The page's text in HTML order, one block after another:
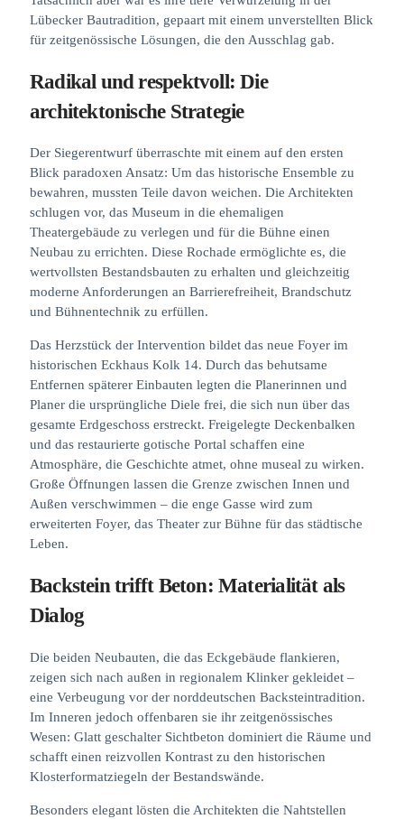
Lübecker Bautradition, gepaart mit einem unverstellten Blick
für zeitgenössische Lösungen, die den Ausschlag gab.
Radikal und respektvoll: Die
architektonische Strategie
Der Siegerentwurf überraschte mit einem auf den ersten
Blick paradoxen Ansatz: Um das historische Ensemble zu
bewahren, mussten Teile davon weichen. Die Architekten
schlugen vor, das Museum in die ehemaligen
Theatergebäude zu verlegen und für die Bühne einen
Neubau zu errichten. Diese Rochade ermöglichte es, die
wertvollsten Bestandsbauten zu erhalten und gleichzeitig
moderne Anforderungen an Barrierefreiheit, Brandschutz
und Bühnentechnik zu erfüllen.
Das Herzstück der Intervention bildet das neue Foyer im
historischen Eckhaus Kolk 14. Durch das behutsame
Entfernen späterer Einbauten legten die Planerinnen und
Planer die ursprüngliche Diele frei, die sich nun über das
gesamte Erdgeschoss erstreckt. Freigelegte Deckenbalken
und das restaurierte gotische Portal schaffen eine
Atmosphäre, die Geschichte atmet, ohne museal zu wirken.
Große Öffnungen lassen die Grenze zwischen Innen und
Außen verschwimmen – die enge Gasse wird zum
erweiterten Foyer, das Theater zur Bühne für das städtische
Leben.
Backstein trifft Beton: Materialität als
Dialog
Die beiden Neubauten, die das Eckgebäude flankieren,
zeigen sich nach außen in regionalem Klinker gekleidet –
eine Verbeugung vor der norddeutschen Backsteintradition.
Im Inneren jedoch offenbaren sie ihr zeitgenössisches
Wesen: Glatt geschalter Sichtbeton dominiert die Räume und
schafft einen reizvollen Kontrast zu den historischen
Klosterformatziegeln der Bestandswände.
Besonders elegant lösten die Architekten die Nahtstellen